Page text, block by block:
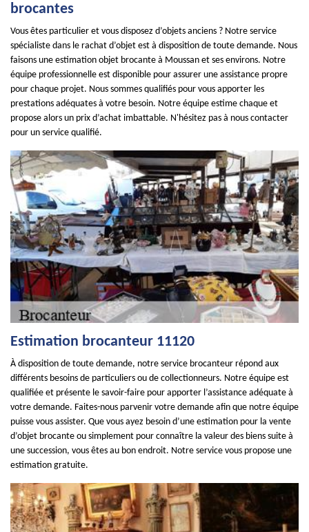
brocantes
Vous êtes particulier et vous disposez d’objets anciens ? Notre service
spécialiste dans le rachat d’objet est à disposition de toute demande. Nous
faisons une estimation objet brocante à Moussan et ses environs. Notre
équipe professionnelle est disponible pour assurer une assistance propre
pour chaque projet. Nous sommes qualifiés pour vous apporter les
prestations adéquates à votre besoin. Notre équipe estime chaque et
propose alors un prix d’achat imbattable. N'hésitez pas à nous contacter
pour un service qualifié.
Estimation brocanteur 11120
À disposition de toute demande, notre service brocanteur répond aux
différents besoins de particuliers ou de collectionneurs. Notre équipe est
qualifiée et présente le savoir-faire pour apporter l’assistance adéquate à
votre demande. Faites-nous parvenir votre demande afin que notre équipe
puisse vous assister. Que vous ayez besoin d’une estimation pour la vente
d’objet brocante ou simplement pour connaître la valeur des biens suite à
une succession, vous êtes au bon endroit. Notre service vous propose une
estimation gratuite.